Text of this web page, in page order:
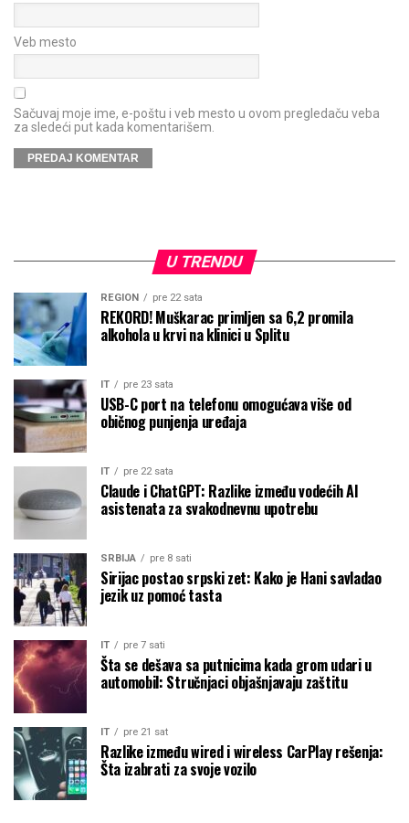
Veb mesto
Sačuvaj moje ime, e-poštu i veb mesto u ovom pregledaču veba
za sledeći put kada komentarišem.
U TRENDU
REGION pre 22 sata
REKORD! Muškarac primljen sa 6,2 promila
alkohola u krvi na klinici u Splitu
IT pre 23 sata
USB-C port na telefonu omogućava više od
običnog punjenja uređaja
IT pre 22 sata
Claude i ChatGPT: Razlike između vodećih AI
asistenata za svakodnevnu upotrebu
SRBIJA pre 8 sati
Sirijac postao srpski zet: Kako je Hani savladao
jezik uz pomoć tasta
IT pre 7 sati
Šta se dešava sa putnicima kada grom udari u
automobil: Stručnjaci objašnjavaju zaštitu
IT pre 21 sat
Razlike između wired i wireless CarPlay rešenja:
Šta izabrati za svoje vozilo